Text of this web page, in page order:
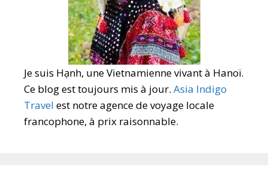
Je suis Hạnh, une Vietnamienne vivant à Hanoï.
Ce blog est toujours mis à jour. Asia Indigo
Travel est notre agence de voyage locale
francophone, à prix raisonnable.